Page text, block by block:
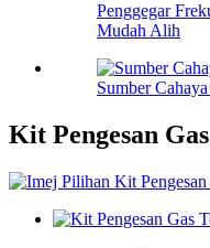
Penggegar
Mudah Alih
Sumber
Kit Pengesan